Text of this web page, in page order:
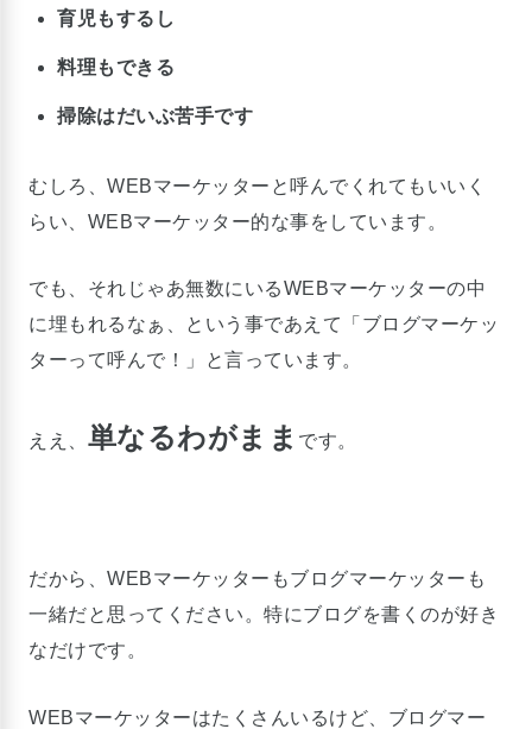
育児もするし
料理もできる
掃除はだいぶ苦手です
むしろ、WEBマーケッターと呼んでくれてもいいく
らい、WEBマーケッター的な事をしています。
でも、それじゃあ無数にいるWEBマーケッターの中
に埋もれるなぁ、という事であえて「ブログマーケッ
ターって呼んで！」と言っています。
ええ、 単なるわがまま です。
だから、WEBマーケッターもブログマーケッターも
一緒だと思ってください。特にブログを書くのが好き
なだけです。
WEBマーケッターはたくさんいるけど、ブログマー